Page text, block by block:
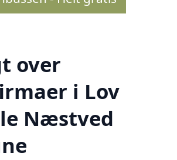
over
i Lov
Næstved